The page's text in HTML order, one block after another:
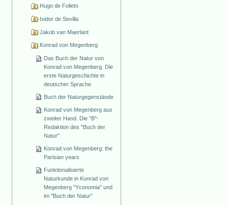
Hugo de Folieto
Isidor de Sevilla
Jakob van Maerlant
Konrad von Megenberg
Das Buch der Natur von
Konrad von Megenberg. Die
erste Naturgeschichte in
deutscher Sprache
Buch der Naturgegenstände
Konrad von Megenberg aus
zweiter Hand. Die "B"-
Redaktion des "Buch der
Natur"
Konrad von Megenberg: the
Parisian years
Funktionalisierte
Naturkunde in Konrad von
Megenberg "Yconomia" und
im "Buch der Natur"